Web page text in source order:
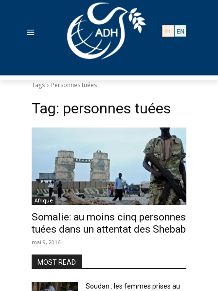
Tags Personnes tuées
Tag: personnes tuées
Afrique
Somalie: au moins cinq personnes
tuées dans un attentat des Shebab
mai 9, 2016
MOST READ
Soudan : les femmes prises au